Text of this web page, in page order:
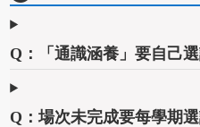
Q：「通識涵養」要自己
Q：場次未完成要每學期